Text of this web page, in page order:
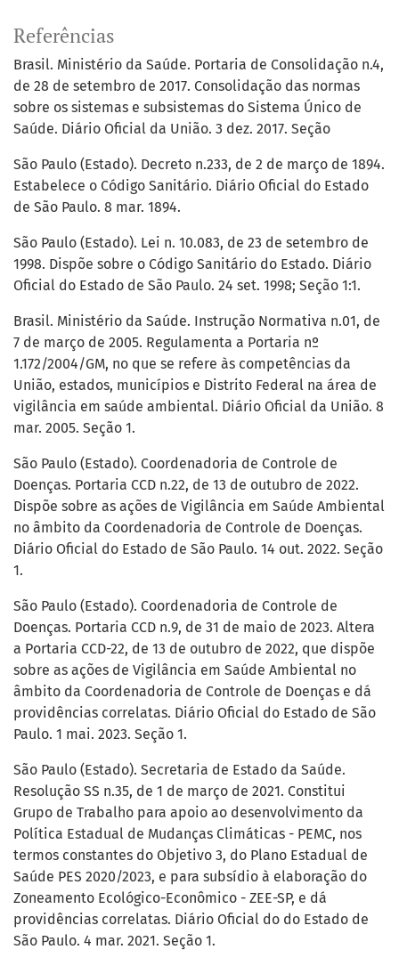
Referências
Brasil. Ministério da Saúde. Portaria de Consolidação n.4,
de 28 de setembro de 2017. Consolidação das normas
sobre os sistemas e subsistemas do Sistema Único de
Saúde. Diário Oficial da União. 3 dez. 2017. Seção
São Paulo (Estado). Decreto n.233, de 2 de março de 1894.
Estabelece o Código Sanitário. Diário Oficial do Estado
de São Paulo. 8 mar. 1894.
São Paulo (Estado). Lei n. 10.083, de 23 de setembro de
1998. Dispõe sobre o Código Sanitário do Estado. Diário
Oficial do Estado de São Paulo. 24 set. 1998; Seção 1:1.
Brasil. Ministério da Saúde. Instrução Normativa n.01, de
7 de março de 2005. Regulamenta a Portaria nº
1.172/2004/GM, no que se refere às competências da
União, estados, municípios e Distrito Federal na área de
vigilância em saúde ambiental. Diário Oficial da União. 8
mar. 2005. Seção 1.
São Paulo (Estado). Coordenadoria de Controle de
Doenças. Portaria CCD n.22, de 13 de outubro de 2022.
Dispõe sobre as ações de Vigilância em Saúde Ambiental
no âmbito da Coordenadoria de Controle de Doenças.
Diário Oficial do Estado de São Paulo. 14 out. 2022. Seção
1.
São Paulo (Estado). Coordenadoria de Controle de
Doenças. Portaria CCD n.9, de 31 de maio de 2023. Altera
a Portaria CCD-22, de 13 de outubro de 2022, que dispõe
sobre as ações de Vigilância em Saúde Ambiental no
âmbito da Coordenadoria de Controle de Doenças e dá
providências correlatas. Diário Oficial do Estado de São
Paulo. 1 mai. 2023. Seção 1.
São Paulo (Estado). Secretaria de Estado da Saúde.
Resolução SS n.35, de 1 de março de 2021. Constitui
Grupo de Trabalho para apoio ao desenvolvimento da
Política Estadual de Mudanças Climáticas - PEMC, nos
termos constantes do Objetivo 3, do Plano Estadual de
Saúde PES 2020/2023, e para subsídio à elaboração do
Zoneamento Ecológico-Econômico - ZEE-SP, e dá
providências correlatas. Diário Oficial do do Estado de
São Paulo. 4 mar. 2021. Seção 1.